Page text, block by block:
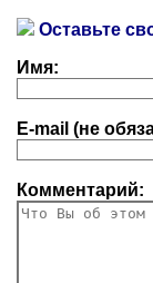
Оставьте
Имя:
E-mail (не
Комментарий: